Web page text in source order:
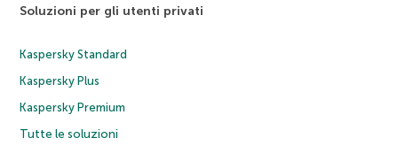
Soluzioni per gli utenti privati
Kaspersky Standard
Kaspersky Plus
Kaspersky Premium
Tutte le soluzioni